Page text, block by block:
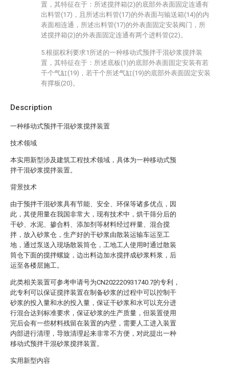
Description
一种移动式预拌干混砂浆搅拌装置
技术领域
本实用新型涉及建筑工程技术领域，具体为一种移动式预
拌干混砂浆搅拌装置。
背景技术
由于预拌干混砂浆具有节能、安全、环保等诸多优点，因
此，其使用量在我国非常大，现有技术中，烘干筛分后的
干砂、水泥、掺合料、添加剂等材料经过秤量、混合搅
拌，放入砂浆仓，生产好的干砂浆由散装运输车运至工
地，通过泵送入现场散装筒仓，工地工人使用时通过散装
筒仓下面的搅拌螺旋，边出料边加水搅拌成砂浆料浆，后
运至各楼层施工。
此类相关装置可参考申请号为CN202220931740.7的专利，
此专利可以保证搅拌装置在制备砂浆的过程中可以控制干
砂浆的投入量和水的投入量，保证干砂浆和水可以充分进
行混合达到标准要求，保证砂浆的生产质量，但装置使用
完后会有一些材料残留在装置的内壁，需要人工进入装置
内部进行清理，导致清理起来非常不方便，对此提出一种
移动式预拌干混砂浆搅拌装置。
实用新型内容
置，其特征在于：所述搅拌箱(2)的底部外表面固定连通有
出料管(17)，且所述出料管(17)的外表面与输送箱(14)的内
表面相连通，所述出料管(17)的外表面固定安装阀门，所
述搅拌箱(2)的外表面固定连通有两个进料管(22)。
5.根据权利要求1所述的一种移动式预拌干混砂浆搅拌装
置，其特征在于：所述底板(1)的底部外表面固定安装有若
干个气缸(19)，若干个所述气缸(19)的底部外表面固定安装
有撑板(20)。